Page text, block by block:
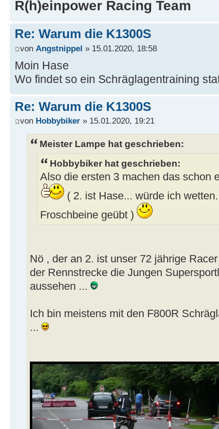
R(h)einpower Racing Team
Re: Warum die K1300S
von Angstnippel » 15.01.2020, 18:58
Moin Hase
Wo findet so ein Schräglagentraining
Re: Warum die K1300S
von Hobbybiker » 15.01.2020, 19:21
Meister Lampe hat geschrieben:
Hobbybiker hat geschrieben:
Also die ersten 3 machen das schon
( 2. ist Hase... würde ich
Froschbeine geübt )
Nö , der an 2. ist unser 72 jährige
der Rennstrecke die Jungen
aussehen ...
Ich bin meistens mit den F800R
...